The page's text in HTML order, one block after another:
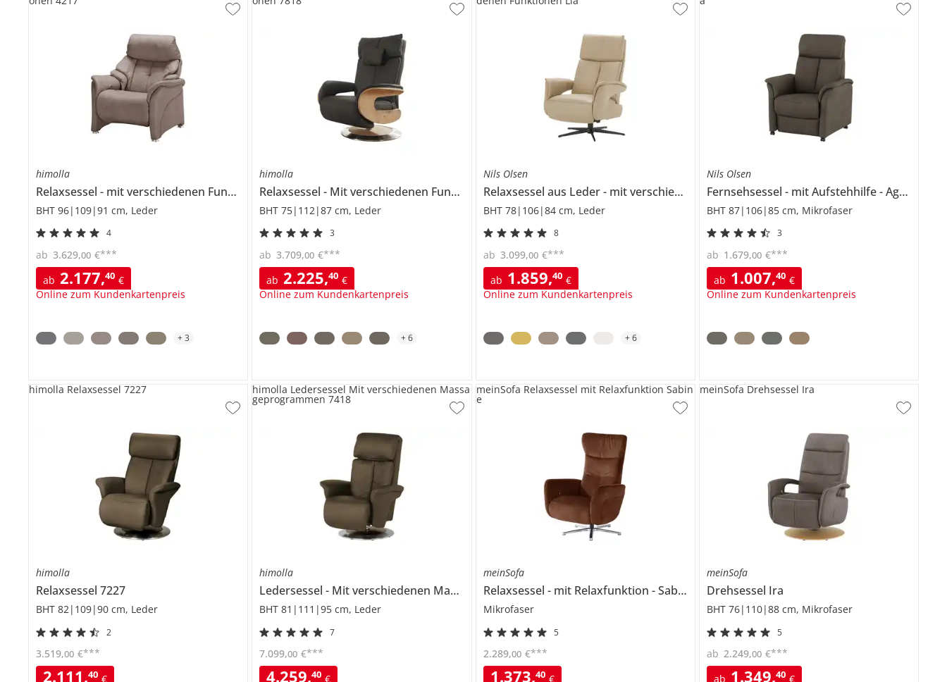
himolla
Relaxsessel mit verschiedenen Funktionen 4217
BHT 96|109|91 cm, Leder
4
ab 2.177,40 €
Online zum Kundenkartenpreis
ab 3.629,00 €***
+3
himolla
Relaxsessel Mit verschiedenen Funktionen 7818
BHT 75|112|87 cm, Leder
3
ab 2.225,40 €
Online zum Kundenkartenpreis
ab 3.709,00 €***
+6
Nils Olsen
Relaxsessel aus Leder mit verschiedenen Funktionen Lia
BHT 78|106|84 cm, Leder
8
ab 1.859,40 €
Online zum Kundenkartenpreis
ab 3.099,00 €***
+6
Nils Olsen
Fernsehsessel mit Aufstehhilfe Agda
BHT 87|106|85 cm, Mikrofaser
3
ab 1.007,40 €
Online zum Kundenkartenpreis
ab 1.679,00 €***
himolla
Relaxsessel7227
BHT 82|109|90 cm, Leder
2
2.111,40 €
3.519,00 €***
himolla Relaxsessel 7227
himolla
Ledersessel Mit verschiedenen Massageprogrammen 7418
BHT 81|111|95 cm, Leder
7
4.259,40 €
7.099,00 €***
himolla Ledersessel Mit verschiedenen Massa
geprogrammen 7418
meinSofa
Relaxsessel mit Relaxfunktion Sabine
Mikrofaser
5
1.373,40 €
2.289,00 €***
meinSofa Relaxsessel mit Relaxfunktion Sabin
e
meinSofa
Drehsessel Ira
BHT 76|110|88 cm, Mikrofaser
5
ab 1.349,40 €
ab 2.249,00 €***
meinSofa Drehsessel Ira